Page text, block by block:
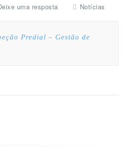
uma resposta Notícias
Predial – Gestão de